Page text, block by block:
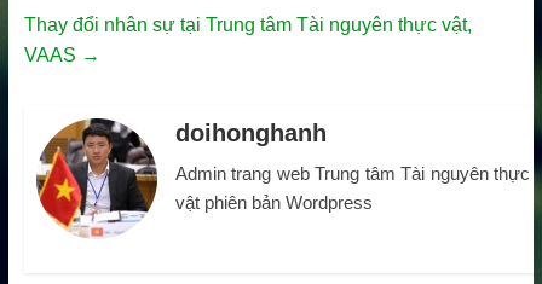
Thay đổi nhân sự tại Trung tâm Tài nguyên thực vật,
VAAS →
doihonghanh
Admin trang web Trung tâm Tài nguyên thực
vật phiên bản Wordpress